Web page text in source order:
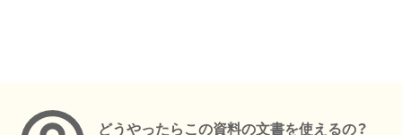
どうやったらこの資料の文書を使えるの？